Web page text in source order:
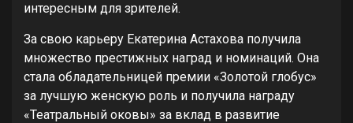
интересным для зрителей.
За свою карьеру Екатерина Астахова получила
множество престижных наград и номинаций. Она
стала обладательницей премии «Золотой глобус»
за лучшую женскую роль и получила награду
«Театральный оковы» за вклад в развитие